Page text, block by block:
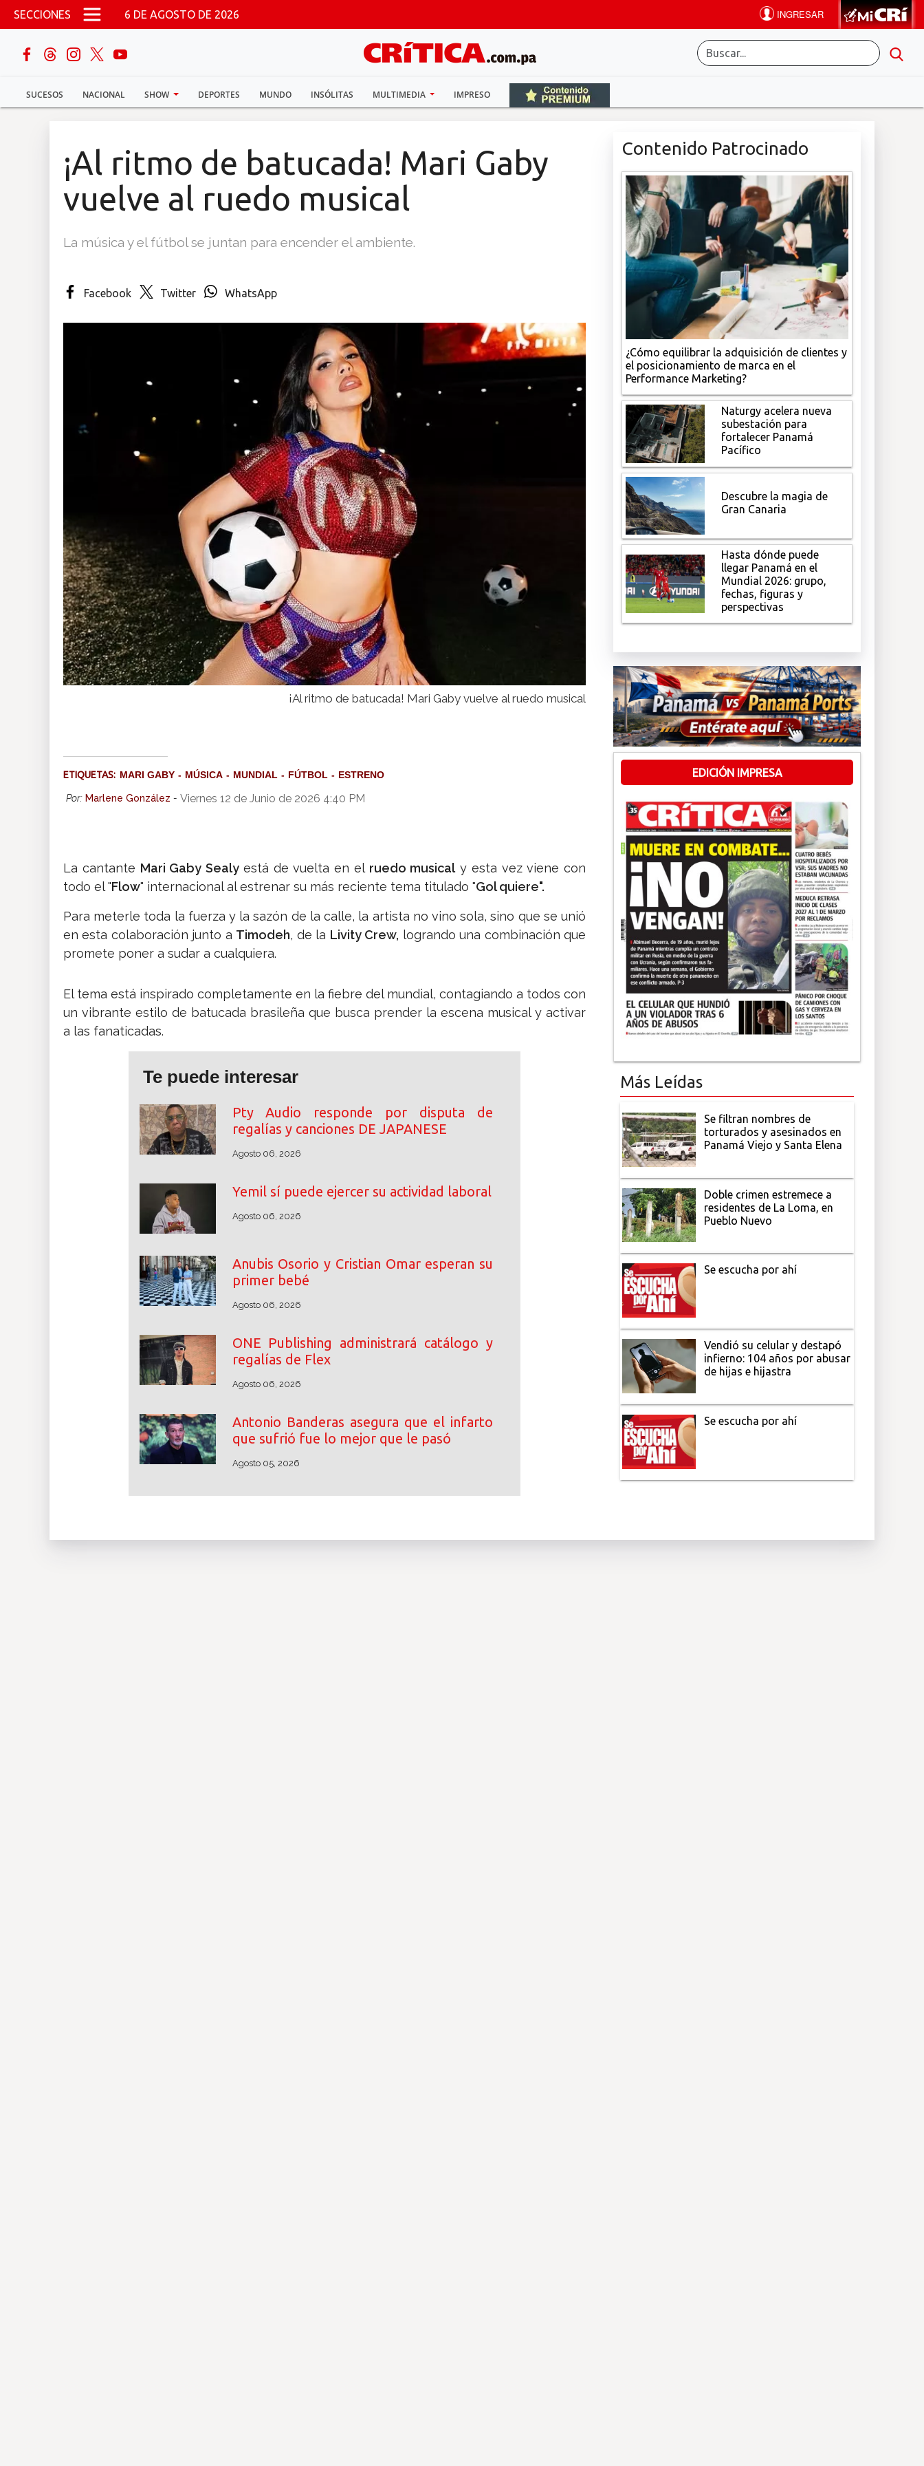
Pasar al contenido principal
SECCIONES 6 DE AGOSTO DE 2026
SUCESOS NACIONAL SHOW DEPORTES MUNDO INSÓLITAS MULTIMEDIA IMPRESO
buscar
Sucesos
¡Al ritmo de batucada! Mari Gaby
vuelve al ruedo musical
La música y el fútbol se juntan para encender el ambiente.
Facebook Twitter WhatsApp
¡Al ritmo de batucada! Mari Gaby vuelve al ruedo musical
ETIQUETAS: MARI GABY MÚSICA MUNDIAL FÚTBOL ESTRENO
Por: Marlene González - Viernes 12 de Junio de 2026 4:40 PM
La cantante Mari Gaby Sealy está de vuelta en el ruedo musicaly esta vez viene con
todo el "Flow" internacional al estrenar su más reciente tema titulado "Gol quiere".
Para meterle toda la fuerza y la sazón de la calle, la artista no vino sola, sino que se unió
en esta colaboración junto a Timodeh, de la Livity Crew, logrando una combinación que
promete poner a sudar a cualquiera.
​El tema está inspirado completamente en la fiebre del mundial, contagiando a todos con
un vibrante estilo de batucada brasileña que busca prender la escena musical y activar
a las fanaticadas.
Te puede interesar
Pty Audio responde por disputa de
regalías y canciones DE JAPANESE
Agosto 06, 2026
Yemil sí puede ejercer su actividad laboral
Agosto 06, 2026
Anubis Osorio y Cristian Omar esperan su
primer bebé
Agosto 06, 2026
ONE Publishing administrará catálogo y
regalías de Flex
Agosto 06, 2026
Antonio Banderas asegura que el infarto
que sufrió fue lo mejor que le pasó
Agosto 05, 2026
Contenido Patrocinado
¿Cómo equilibrar la adquisición de clientes y
el posicionamiento de marca en el
Performance Marketing?
Naturgy acelera nueva
subestación para
fortalecer Panamá
Pacífico
Descubre la magia de
Gran Canaria
Hasta dónde puede
llegar Panamá en el
Mundial 2026: grupo,
fechas, figuras y
perspectivas
EDICIÓN IMPRESA
Más Leídas
Se filtran nombres de
torturados y asesinados en
Panamá Viejo y Santa Elena
Doble crimen estremece a
residentes de La Loma, en
Pueblo Nuevo
Se escucha por ahí
Vendió su celular y destapó
infierno: 104 años por abusar
de hijas e hijastra
Se escucha por ahí